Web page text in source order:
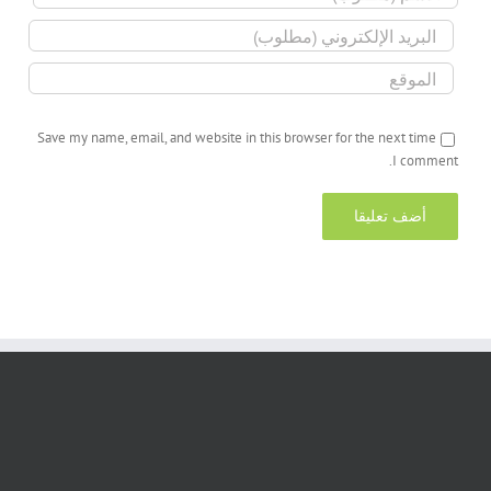
Save my name, email, and website in this browser for the next time
I comment.